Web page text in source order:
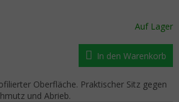
Auf Lager
In den Warenkorb
Oberfläche. Praktischer Sitz gegen
und Abrieb.